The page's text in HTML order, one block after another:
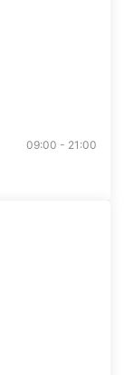
09:00 - 21:00